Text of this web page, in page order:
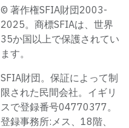
© 著作権SFIA財団2003-
2025。商標SFIAは、世界
35か国以上で保護されてい
ます。
SFIA財団。保証によって制
限された民間会社。イギリ
スで登録番号04770377。
登録事務所:メス、18階、